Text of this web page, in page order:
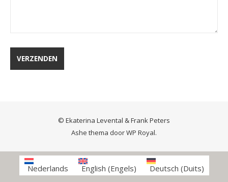
© Ekaterina Levental & Frank Peters
Ashe thema doorWP Royal.
Nederlands English (Engels) Deutsch (Duits)